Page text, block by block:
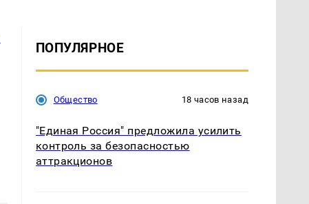
ПОПУЛЯРНОЕ
Общество 18 часов назад
"Единая Россия" предложила усилить
контроль за безопасностью
аттракционов